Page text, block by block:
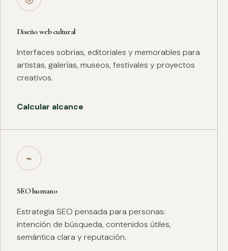
Diseño web cultural
Interfaces sobrias, editoriales y memorables para
artistas, galerías, museos, festivales y proyectos
creativos.
Calcular alcance
⌁
SEO humano
Estrategia SEO pensada para personas:
intención de búsqueda, contenidos útiles,
semántica clara y reputación.